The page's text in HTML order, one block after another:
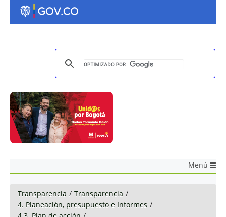
Menú
Transparencia / Transparencia /
4. Planeación, presupuesto e Informes /